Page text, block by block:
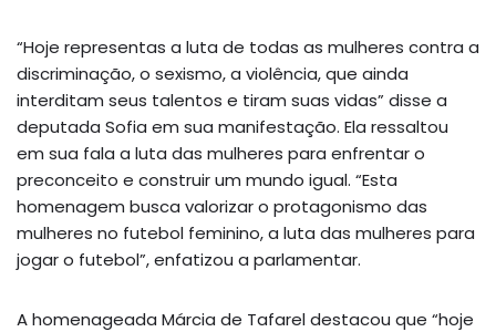
“Hoje representas a luta de todas as mulheres contra a
discriminação, o sexismo, a violência, que ainda
interditam seus talentos e tiram suas vidas” disse a
deputada Sofia em sua manifestação. Ela ressaltou
em sua fala a luta das mulheres para enfrentar o
preconceito e construir um mundo igual. “Esta
homenagem busca valorizar o protagonismo das
mulheres no futebol feminino, a luta das mulheres para
jogar o futebol”, enfatizou a parlamentar.
A homenageada Márcia de Tafarel destacou que “hoje